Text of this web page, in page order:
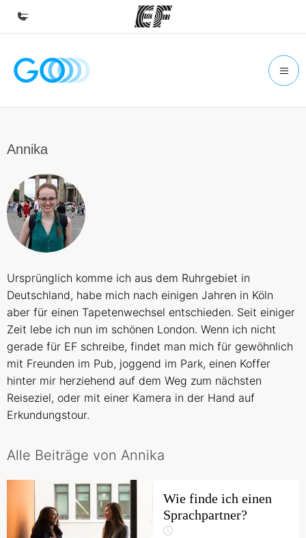
Home
Büros in der Nähe
Über uns
Wer wir sind
Werde Teil unseres Teams
Annika
Ursprünglich komme ich aus dem Ruhrgebiet in
Deutschland, habe mich nach einigen Jahren in Köln
aber für einen Tapetenwechsel entschieden. Seit einiger
Zeit lebe ich nun im schönen London. Wenn ich nicht
gerade für EF schreibe, findet man mich für gewöhnlich
mit Freunden im Pub, joggend im Park, einen Koffer
hinter mir herziehend auf dem Weg zum nächsten
Reiseziel, oder mit einer Kamera in der Hand auf
Erkundungstour.
Alle Beiträge von Annika
Wie finde ich einen
Sprachpartner?